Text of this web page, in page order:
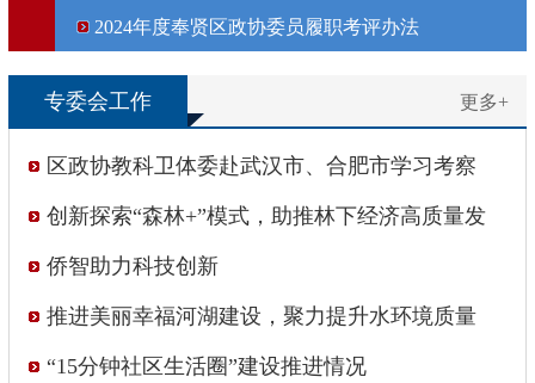
会增补委员名单
2024年度奉贤区政协委员履职考评办法
更多+
专委会工作
区政协教科卫体委赴武汉市、合肥市学习考察
创新探索“森林+”模式，助推林下经济高质量发
展侨智助力科技创新
推进美丽幸福河湖建设，聚力提升水环境质量
“15分钟社区生活圈”建设推进情况